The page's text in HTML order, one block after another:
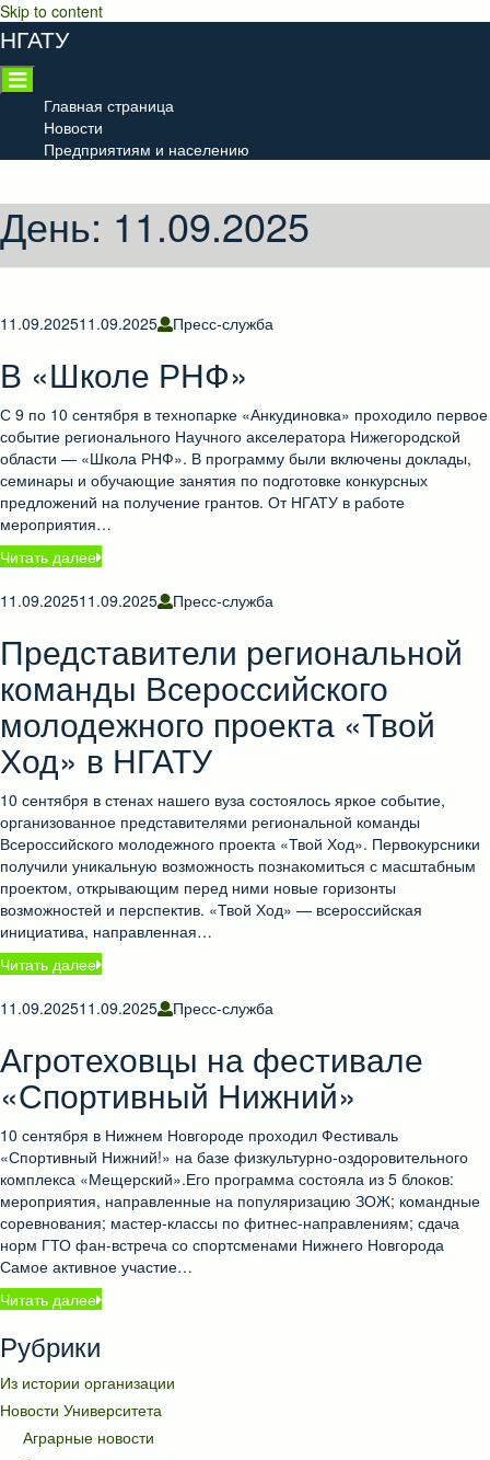
Skip to content
НГАТУ
Главная страница
Новости
Предприятиям и населению
День: 11.09.2025
11.09.202511.09.2025 Пресс-служба
В «Школе РНФ»
С 9 по 10 сентября в технопарке «Анкудиновка» проходило первое
событие регионального Научного акселератора Нижегородской
области — «Школа РНФ». В программу были включены доклады,
семинары и обучающие занятия по подготовке конкурсных
предложений на получение грантов. От НГАТУ в работе
мероприятия…
Читать далее
11.09.202511.09.2025 Пресс-служба
Представители региональной
команды Всероссийского
молодежного проекта «Твой
Ход» в НГАТУ
10 сентября в стенах нашего вуза состоялось яркое событие,
организованное представителями региональной команды
Всероссийского молодежного проекта «Твой Ход». Первокурсники
получили уникальную возможность познакомиться с масштабным
проектом, открывающим перед ними новые горизонты
возможностей и перспектив. «Твой Ход» — всероссийская
инициатива, направленная…
Читать далее
11.09.202511.09.2025 Пресс-служба
Агротеховцы на фестивале
«Спортивный Нижний»
10 сентября в Нижнем Новгороде проходил Фестиваль
«Спортивный Нижний!» на базе физкультурно-оздоровительного
комплекса «Мещерский».Его программа состояла из 5 блоков:
мероприятия, направленные на популяризацию ЗОЖ; командные
соревнования; мастер-классы по фитнес-направлениям; сдача
норм ГТО фан-встреча со спортсменами Нижнего Новгорода
Самое активное участие…
Читать далее
Рубрики
Из истории организации
Новости Университета
Аграрные новости